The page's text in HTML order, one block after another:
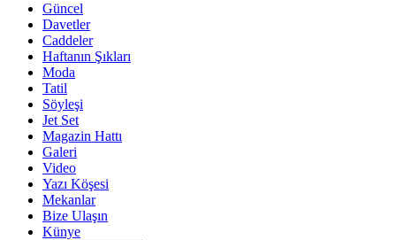
Güncel
Davetler
Caddeler
Haftanın Şıkları
Moda
Tatil
Söyleşi
Jet Set
Magazin Hattı
Galeri
Video
Yazı Köşesi
Mekanlar
Bize Ulaşın
Künye